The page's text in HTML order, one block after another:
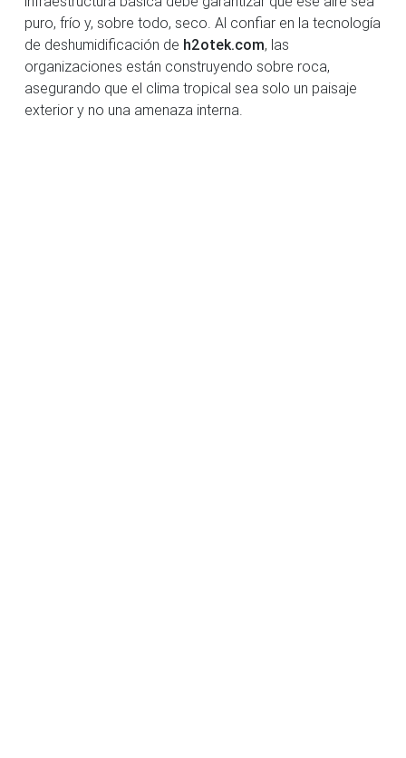
puro, frío y, sobre todo, seco. Al confiar en la tecnología
de deshumidificación de h2otek.com, las
organizaciones están construyendo sobre roca,
asegurando que el clima tropical sea solo un paisaje
exterior y no una amenaza interna.